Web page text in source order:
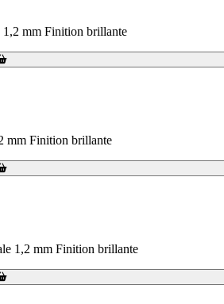
1,2 mm Finition brillante
mm Finition brillante
1,2 mm Finition brillante